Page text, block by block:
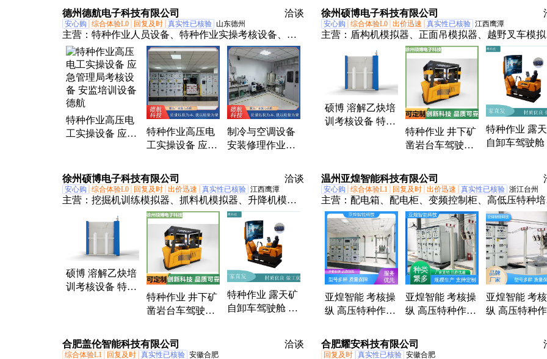
设备
拓 专业设计
意迪拓 整馆定制
德州德航电子科技有限公司 洽谈
安心购 综合体验L0 回复及时 真实性已核验 山东德州
主营： 特种作业人员设备、特种作业实操考核设备、工
程机械实操考核设备、安全模拟设备
特种作业高压电
工实操设备 应急
航
特种作业高压电
工实操设备 应急
安监培训设备
制冷与空调设备
安装修理作业实
作业人员德航科
技
徐州硕博电子科技有限公司
安心购 综合体验L0 出价迅速 真实性已核验 江西鹰潭
主营： 盾构机模拟器、正面吊模拟器、越野叉车模拟
器、汽车驾驶模拟器、应急救援模拟器、工程机械
器、自卸车模拟器、重型机械化桥模拟器、焊接模拟
器、平地机模拟器、压路机训练模拟器、山地挖掘机
拟器、叉车模拟器、汽车起重机模拟器、挖掘机模拟
练器材、重型支援桥训练模拟器、运输车模拟器、
起重机模拟机、港口机械模拟器、推土机模拟器、
车模拟器、装载机模拟器、多用工程车模拟器、挖掘
模拟器、矿用卡车模拟器
硕博 溶解乙炔培
训考核设备 特种
特种作业 井下矿
凿岩台车驾驶舱
博
特种作业 露
自卸车驾驶舱
徐州硕博电子科技有限公司 洽谈
安心购 综合体验L0 回复及时 出价迅速 真实性已核验 江西鹰潭
主营： 挖掘机训练模拟器、抓料机模拟器、升降机模拟
器、装载机模拟器、叉车模拟器、运输车训练模拟器、
模拟操作台、港口起重机模拟器、消防车模拟器、掘进
机模拟器、教学仪、模拟驾驶座舱、起重机模拟器、盾
构机模拟器、压路机模拟器、远程控制座舱、模拟机、
汽车起重机模拟器、推土机模拟器、自卸车模拟器、考
培机、矿用卡车训练模拟器、门座式起重机模拟器、焊
接训练模拟器、平地机模拟器
硕博 溶解乙炔培
训考核设备 特种
特种作业 井下矿
凿岩台车驾驶舱
博
特种作业 露天矿
自卸车驾驶舱 实
温州亚煌智能科技有限公司
安心购 综合体验L1 回复及时 出价迅速 真实性已核验 浙江台州
主营： 配电箱、配电柜、变频控制柜、高低压特种培
设备、消防实训设备
亚煌智能 考核操
纵 高压特种作业
保护 重瓦斯防护
亚煌智能 考核操
纵 高压特种作业
保护 轻瓦斯防护
亚煌智能 考
纵 高压特种
合肥盖伦智能科技有限公司 洽谈
综合体验L1 回复及时 真实性已核验 安徽合肥
合肥耀安科技有限公司
回复及时 真实性已核验 安徽合肥